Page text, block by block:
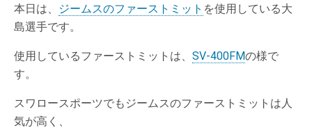
本日は、 ジームスのファーストミット を使用している大
島選手です。
使用しているファーストミットは、 SV-400FMの様で
す。
スワロースポーツでもジームスのファーストミットは人
気が高く、